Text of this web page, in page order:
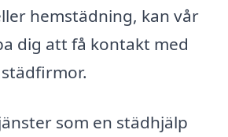
hemstädning, kan vår
dig att få kontakt med
som en städhjälp